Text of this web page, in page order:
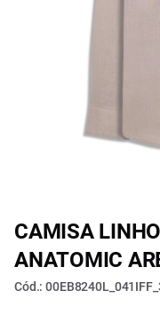
CAMISA
ANATOMIC
Cód.: